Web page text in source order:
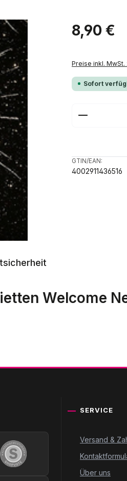
Regulärer Preis:
8,90 €
Preise inkl.
Sofort
Produkt
GTIN/EAN:
4002911436516
Welcome
SERVICE
Versand &
Über uns